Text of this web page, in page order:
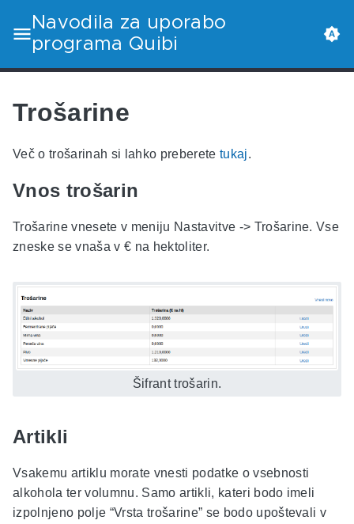
Navodila za uporabo
programa Quibi
Trošarine
Več o trošarinah si lahko preberete tukaj.
Vnos trošarin
Trošarine vnesete v meniju Nastavitve -> Trošarine. Vse
zneske se vnaša v € na hektoliter.
Šifrant trošarin.
Artikli
Vsakemu artiklu morate vnesti podatke o vsebnosti
alkohola ter volumnu. Samo artikli, kateri bodo imeli
izpolnjeno polje “Vrsta trošarine” se bodo upoštevali v